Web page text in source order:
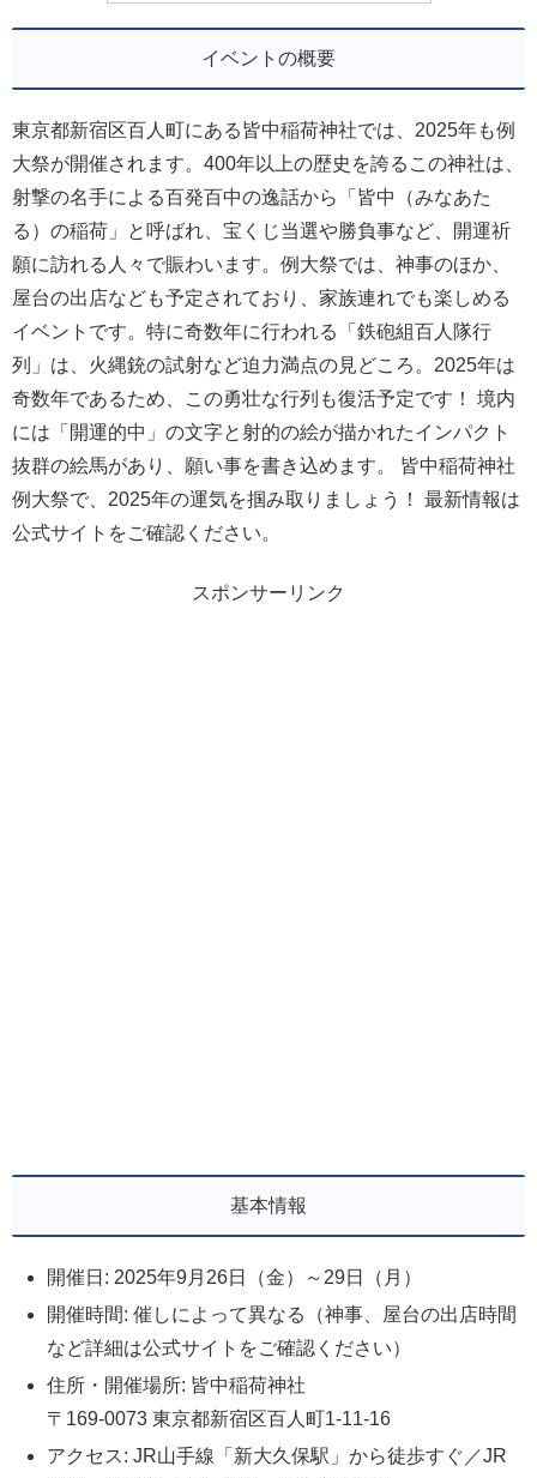
イベントの概要
東京都新宿区百人町にある皆中稲荷神社では、2025年も例
大祭が開催されます。400年以上の歴史を誇るこの神社は、
射撃の名手による百発百中の逸話から「皆中（みなあた
る）の稲荷」と呼ばれ、宝くじ当選や勝負事など、開運祈
願に訪れる人々で賑わいます。例大祭では、神事のほか、
屋台の出店なども予定されており、家族連れでも楽しめる
イベントです。特に奇数年に行われる「鉄砲組百人隊行
列」は、火縄銃の試射など迫力満点の見どころ。2025年は
奇数年であるため、この勇壮な行列も復活予定です！ 境内
には「開運的中」の文字と射的の絵が描かれたインパクト
抜群の絵馬があり、願い事を書き込めます。 皆中稲荷神社
例大祭で、2025年の運気を掴み取りましょう！ 最新情報は
公式サイトをご確認ください。
スポンサーリンク
基本情報
開催日: 2025年9月26日（金）～29日（月）
開催時間: 催しによって異なる（神事、屋台の出店時間
など詳細は公式サイトをご確認ください）
住所・開催場所: 皆中稲荷神社
〒169-0073 東京都新宿区百人町1-11-16
アクセス: JR山手線「新大久保駅」から徒歩すぐ／JR